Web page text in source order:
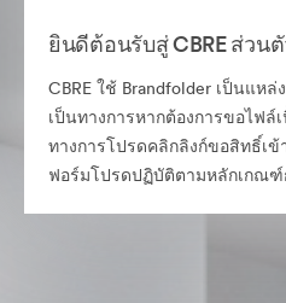
ยินดีต้อนรับสู่ CBRE ส่วน
CBRE ใช้ Brandfolder เป็นแห
เป็นทางการหากต้องการขอไฟ
ทางการโปรดคลิกลิงก์ขอสิทธิ์เ
ฟอร์มโปรดปฏิบัติตามหลักเกณฑ์